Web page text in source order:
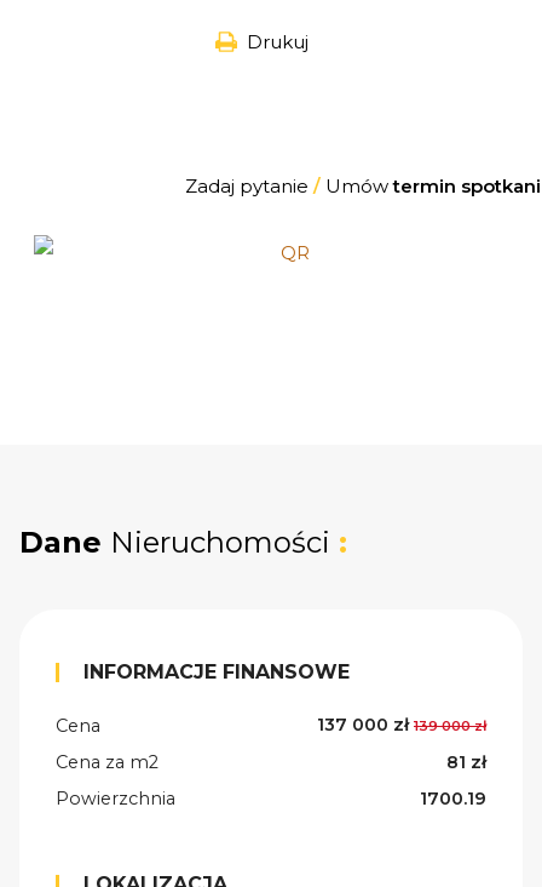
Drukuj
Zadaj pytanie /Umówtermin
Dane Nieruchomości :
INFORMACJE FINANSOWE
Cena 137 000 zł 139 000 zł
Cena za m2
81 zł
Powierzchnia
1700.19